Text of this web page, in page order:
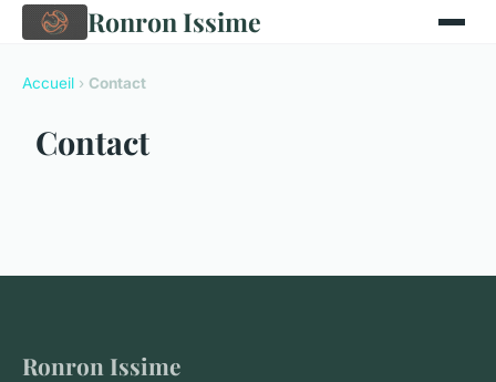
Ronron Issime
Accueil › Contact
Contact
Ronron Issime